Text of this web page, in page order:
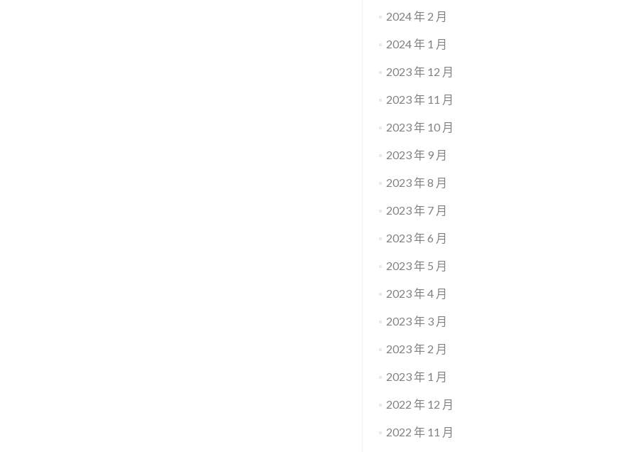
2024 年 2 月
2024 年 1 月
2023 年 12 月
2023 年 11 月
2023 年 10 月
2023 年 9 月
2023 年 8 月
2023 年 7 月
2023 年 6 月
2023 年 5 月
2023 年 4 月
2023 年 3 月
2023 年 2 月
2023 年 1 月
2022 年 12 月
2022 年 11 月